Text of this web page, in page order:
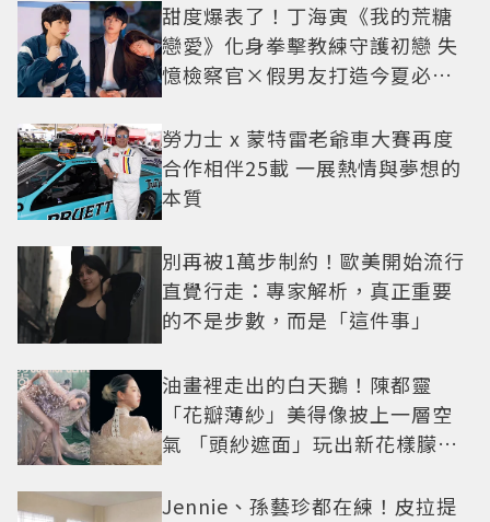
甜度爆表了！丁海寅《我的荒糖
戀愛》化身拳擊教練守護初戀 失
憶檢察官×假男友打造今夏必看
勞力士 x 蒙特雷老爺車大賽再度
合作相伴25載 一展熱情與夢想的
本質
別再被1萬步制約！歐美開始流行
直覺行走：專家解析，真正重要
的不是步數，而是「這件事」
油畫裡走出的白天鵝！陳都靈
「花瓣薄紗」美得像披上一層空
氣 「頭紗遮面」玩出新花樣朦朧
Jennie、孫藝珍都在練！皮拉提